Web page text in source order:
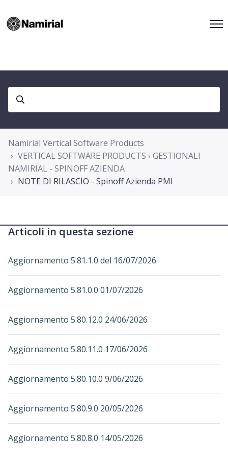
Namirial Vertical Software Products
VERTICAL SOFTWARE PRODUCTS › GESTIONALI
NAMIRIAL - SPINOFF AZIENDA
NOTE DI RILASCIO - Spinoff Azienda PMI
Articoli in questa sezione
Aggiornamento 5.81.1.0 del 16/07/2026
Aggiornamento 5.81.0.0 01/07/2026
Aggiornamento 5.80.12.0 24/06/2026
Aggiornamento 5.80.11.0 17/06/2026
Aggiornamento 5.80.10.0 9/06/2026
Aggiornamento 5.80.9.0 20/05/2026
Aggiornamento 5.80.8.0 14/05/2026